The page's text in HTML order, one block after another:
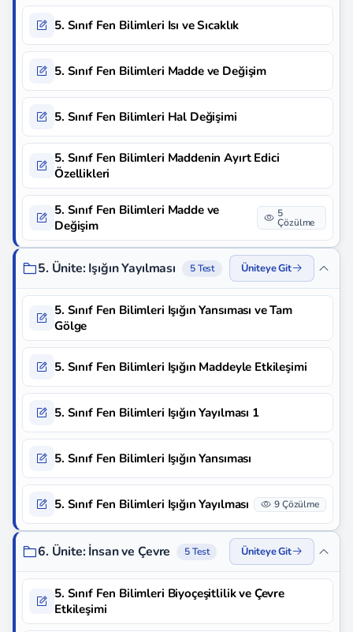
5. Sınıf Fen Bilimleri Isı ve Sıcaklık
5. Sınıf Fen Bilimleri Madde ve Değişim
5. Sınıf Fen Bilimleri Hal Değişimi
5. Sınıf Fen Bilimleri Maddenin Ayırt Edici
Özellikleri
5. Sınıf Fen Bilimleri Madde ve
Değişim
5
Çözülme
5. Ünite: Işığın Yayılması 5 Test Üniteye Git
5. Sınıf Fen Bilimleri Işığın Yansıması ve Tam
Gölge
5. Sınıf Fen Bilimleri Işığın Maddeyle Etkileşimi
5. Sınıf Fen Bilimleri Işığın Yayılması 1
5. Sınıf Fen Bilimleri Işığın Yansıması
5. Sınıf Fen Bilimleri Işığın Yayılması 9 Çözülme
6. Ünite: İnsan ve Çevre 5 Test Üniteye Git
5. Sınıf Fen Bilimleri Biyoçeşitlilik ve Çevre
Etkileşimi